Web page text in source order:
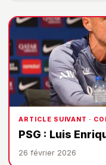
ARTICLE SUIVANT ·
PSG : Luis
26 février 2026